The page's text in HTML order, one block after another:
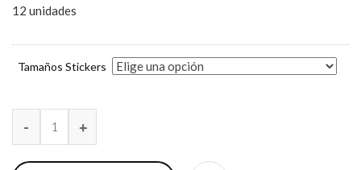
12 unidades
Tamaños Stickers